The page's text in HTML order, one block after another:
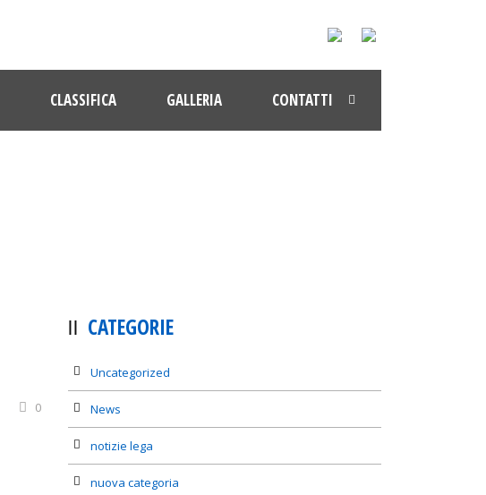
CLASSIFICA GALLERIA CONTATTI
0
CATEGORIE
Uncategorized
News
notizie lega
nuova categoria